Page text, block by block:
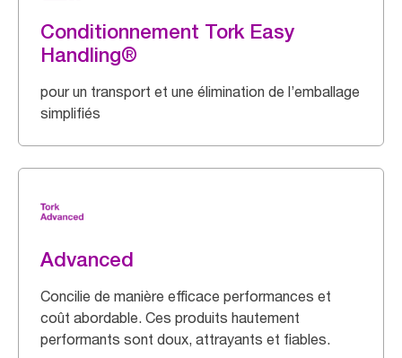
Conditionnement Tork Easy
Handling®
pour un transport et une élimination de l’emballage
simplifiés
Advanced
Concilie de manière efficace performances et
coût abordable. Ces produits hautement
performants sont doux, attrayants et fiables.